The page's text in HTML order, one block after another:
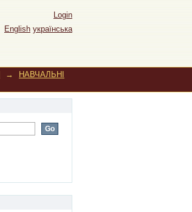
Login
English українська
→
НАВЧАЛЬНІ